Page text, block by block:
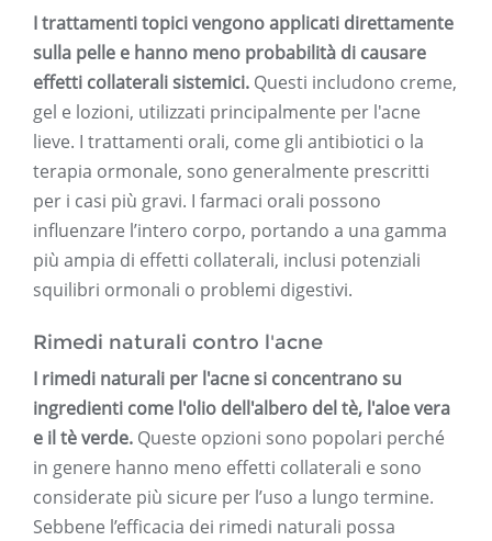
I trattamenti topici vengono applicati direttamente
sulla pelle e hanno meno probabilità di causare
effetti collaterali sistemici. Questi includono creme,
gel e lozioni, utilizzati principalmente per l'acne
lieve. I trattamenti orali, come gli antibiotici o la
terapia ormonale, sono generalmente prescritti
per i casi più gravi. I farmaci orali possono
influenzare l’intero corpo, portando a una gamma
più ampia di effetti collaterali, inclusi potenziali
squilibri ormonali o problemi digestivi.
Rimedi naturali contro l'acne
I rimedi naturali per l'acne si concentrano su
ingredienti come l'olio dell'albero del tè, l'aloe vera
e il tè verde. Queste opzioni sono popolari perché
in genere hanno meno effetti collaterali e sono
considerate più sicure per l’uso a lungo termine.
Sebbene l’efficacia dei rimedi naturali possa